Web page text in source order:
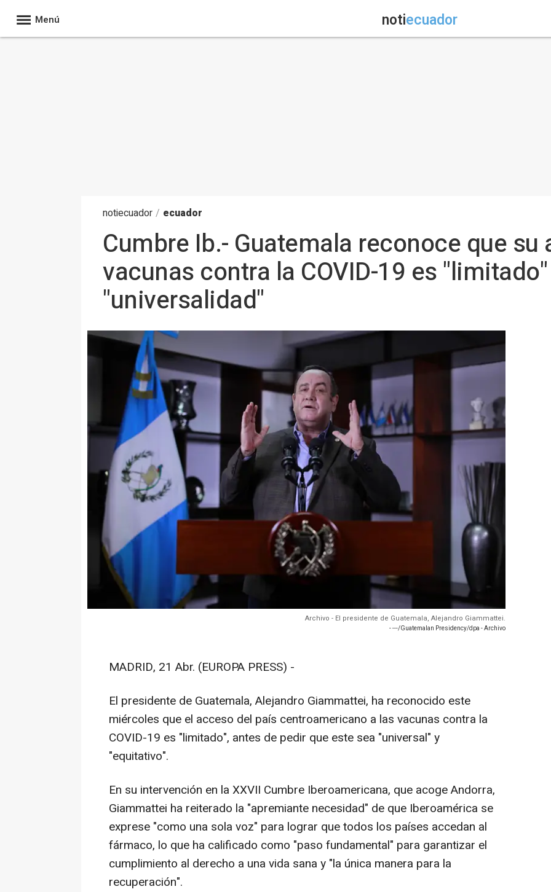
Menú notiecuador
notiecuador / ecuador
Cumbre Ib.- Guatemala reconoce que su
vacunas contra la COVID-19 es
"universalidad"
Archivo - El presidente de Guatemala, Alejandro Giammattei.
- ---/Guatemalan Presidency/dpa - Archivo
MADRID, 21 Abr. (EUROPA PRESS) -
El presidente de Guatemala, Alejandro Giammattei, ha reconocido este
miércoles que el acceso del país centroamericano a las vacunas contra la
COVID-19 es "limitado", antes de pedir que este sea "universal" y
"equitativo".
En su intervención en la XXVII Cumbre Iberoamericana, que acoge Andorra,
Giammattei ha reiterado la "apremiante necesidad" de que Iberoamérica se
exprese "como una sola voz" para lograr que todos los países accedan al
fármaco, lo que ha calificado como "paso fundamental" para garantizar el
cumplimiento al derecho a una vida sana y "la única manera para la
recuperación".